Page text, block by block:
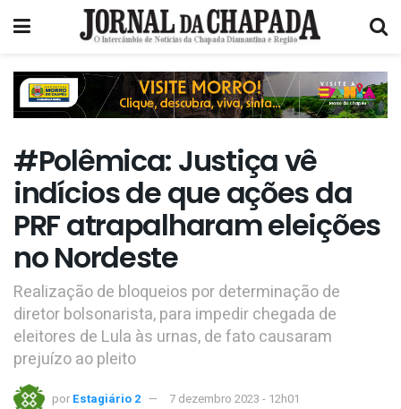
#Polêmica: Justiça vê
indícios de que ações da
PRF atrapalharam eleições
no Nordeste
Realização de bloqueios por determinação de
diretor bolsonarista, para impedir chegada de
eleitores de Lula às urnas, de fato causaram
prejuízo ao pleito
por Estagiário 2 7 dezembro 2023 - 12h01